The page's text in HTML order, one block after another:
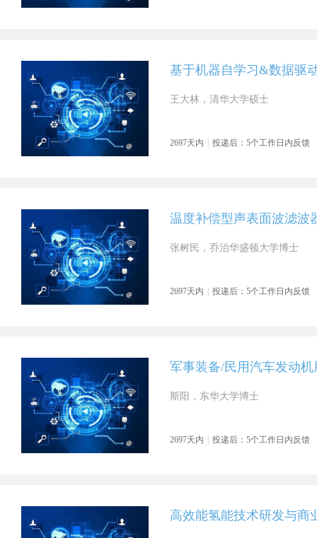
基于机器自学习&数据驱
王大林，清华大学硕士
2697天内 投递后：5个工作日内反馈
温度补偿型声表面波滤波
张树民，乔治华盛顿大学博士
2697天内 投递后：5个工作日内反馈
军事装备/民用汽车发动
斯阳，东华大学博士
2697天内 投递后：5个工作日内反馈
高效能氢能技术研发与商